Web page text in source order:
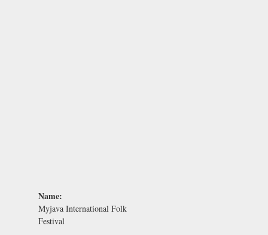
Name:
Myjava International Folk
Festival